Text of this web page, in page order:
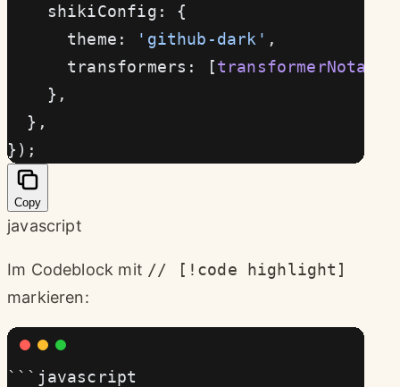
    shikiConfig: {
      theme:
'github-dark' ,
      transformers: [
    },
  },
});
Copy
javascript
Im Codeblock mit // [!code highlight]
markieren:
```javascript